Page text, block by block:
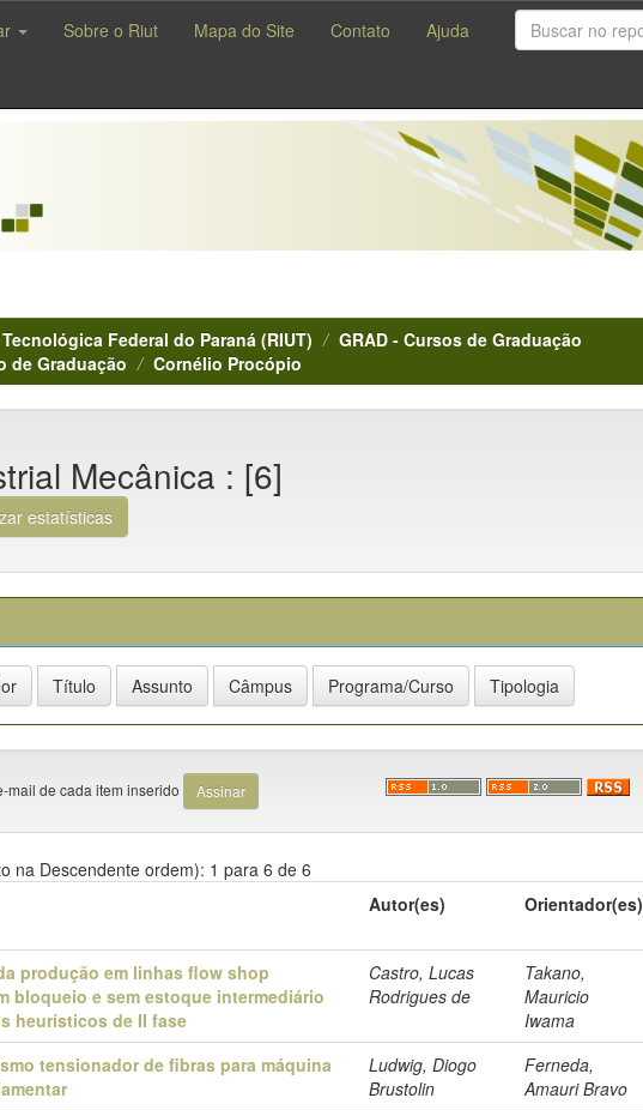
Sobre o Riut Mapa do Site Contato Ajuda
Federal do Paraná (RIUT)
GRAD - Cursos de Graduação
de Graduação
Cornélio Procópio
Mecânica : [6]
estatísticas
mail de cada item inserido
na Descendente ordem): 1 para 6 de 6
Autor(es) Orientador(es)
produção em linhas flow shop
bloqueio e sem estoque intermediário
heurísticos de II fase
Castro, Lucas
Rodrigues de
Takano,
Mauricio
Iwama
tensionador de fibras para máquina
Ludwig, Diogo
Brustolin
Ferneda,
Amauri Bravo